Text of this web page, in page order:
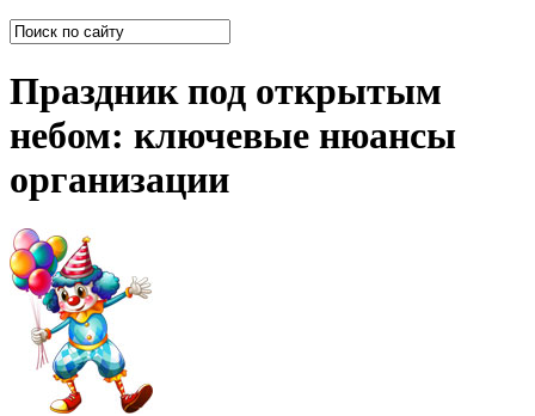
Праздник под открытым
небом: ключевые нюансы
организации